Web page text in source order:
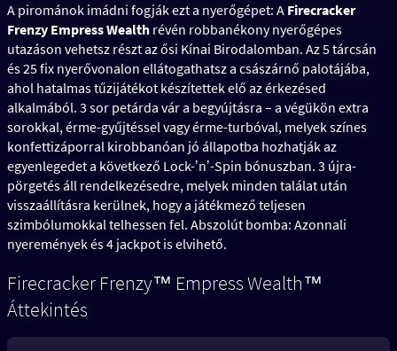
A pirománok imádni fogják ezt a nyerőgépet: A Firecracker
Frenzy Empress Wealth révén robbanékony nyerőgépes
utazáson vehetsz részt az ősi Kínai Birodalomban. Az 5 tárcsán
és 25 fix nyerővonalon ellátogathatsz a császárnő palotájába,
ahol hatalmas tűzijátékot készítettek elő az érkezésed
alkalmából. 3 sor petárda vár a begyújtásra – a végükön extra
sorokkal, érme-gyűjtéssel vagy érme-turbóval, melyek színes
konfettizáporral kirobbanóan jó állapotba hozhatják az
egyenlegedet a következő Lock-ʼnʼ-Spin bónuszban. 3 újra-
pörgetés áll rendelkezésedre, melyek minden találat után
visszaállításra kerülnek, hogy a játékmező teljesen
szimbólumokkal telhessen fel. Abszolút bomba: Azonnali
nyeremények és 4 jackpot is elvihető.
Firecracker Frenzy™ Empress Wealth™
Áttekintés